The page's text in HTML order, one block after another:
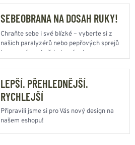
SEBEOBRANA NA DOSAH RUKY!
Chraňte sebe i své blízké – vyberte si z
našich paralyzérů nebo pepřových sprejů
ten pravý pro každodenní ochranu.
LEPŠÍ. PŘEHLEDNĚJŠÍ.
RYCHLEJŠÍ
Připravili jsme si pro Vás nový design na
našem eshopu!